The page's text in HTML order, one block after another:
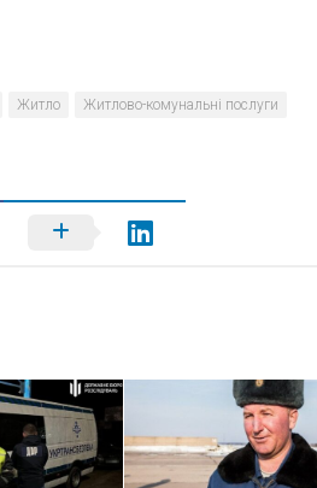
Житло
Житлово-комунальні послуги